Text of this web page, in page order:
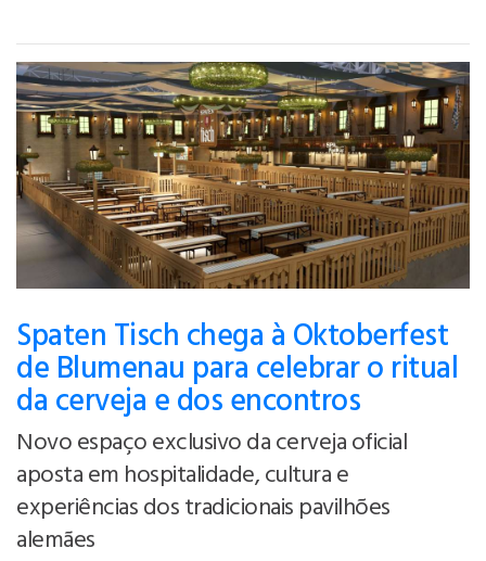
Spaten Tisch chega à Oktoberfest
de Blumenau para celebrar o ritual
da cerveja e dos encontros
Novo espaço exclusivo da cerveja oficial
aposta em hospitalidade, cultura e
experiências dos tradicionais pavilhões
alemães